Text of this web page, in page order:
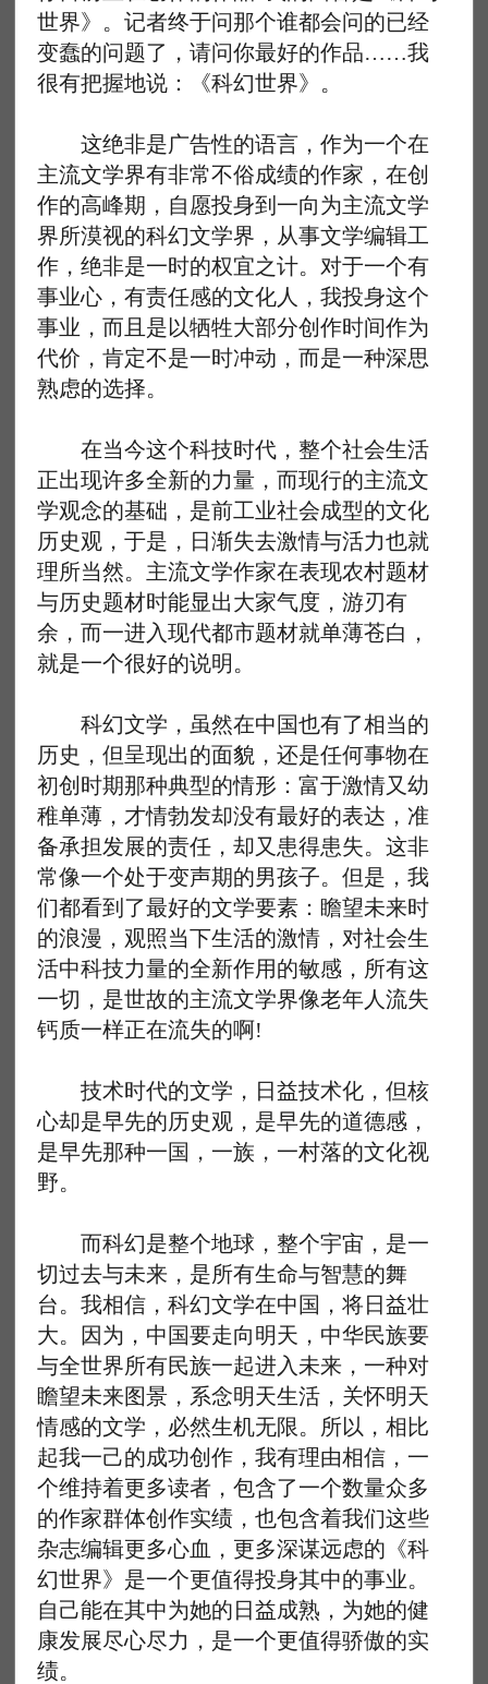
世界》。记者终于问那个谁都会问的已经
变蠢的问题了，请问你最好的作品……我
很有把握地说：《科幻世界》。
这绝非是广告性的语言，作为一个在
主流文学界有非常不俗成绩的作家，在创
作的高峰期，自愿投身到一向为主流文学
界所漠视的科幻文学界，从事文学编辑工
作，绝非是一时的权宜之计。对于一个有
事业心，有责任感的文化人，我投身这个
事业，而且是以牺牲大部分创作时间作为
代价，肯定不是一时冲动，而是一种深思
熟虑的选择。
在当今这个科技时代，整个社会生活
正出现许多全新的力量，而现行的主流文
学观念的基础，是前工业社会成型的文化
历史观，于是，日渐失去激情与活力也就
理所当然。主流文学作家在表现农村题材
与历史题材时能显出大家气度，游刃有
余，而一进入现代都市题材就单薄苍白，
就是一个很好的说明。
科幻文学，虽然在中国也有了相当的
历史，但呈现出的面貌，还是任何事物在
初创时期那种典型的情形：富于激情又幼
稚单薄，才情勃发却没有最好的表达，准
备承担发展的责任，却又患得患失。这非
常像一个处于变声期的男孩子。但是，我
们都看到了最好的文学要素：瞻望未来时
的浪漫，观照当下生活的激情，对社会生
活中科技力量的全新作用的敏感，所有这
一切，是世故的主流文学界像老年人流失
钙质一样正在流失的啊!
技术时代的文学，日益技术化，但核
心却是早先的历史观，是早先的道德感，
是早先那种一国，一族，一村落的文化视
野。
而科幻是整个地球，整个宇宙，是一
切过去与未来，是所有生命与智慧的舞
台。我相信，科幻文学在中国，将日益壮
大。因为，中国要走向明天，中华民族要
与全世界所有民族一起进入未来，一种对
瞻望未来图景，系念明天生活，关怀明天
情感的文学，必然生机无限。所以，相比
起我一己的成功创作，我有理由相信，一
个维持着更多读者，包含了一个数量众多
的作家群体创作实绩，也包含着我们这些
杂志编辑更多心血，更多深谋远虑的《科
幻世界》是一个更值得投身其中的事业。
自己能在其中为她的日益成熟，为她的健
康发展尽心尽力，是一个更值得骄傲的实
绩。